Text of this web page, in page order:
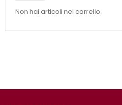
Non hai articoli nel carrello.